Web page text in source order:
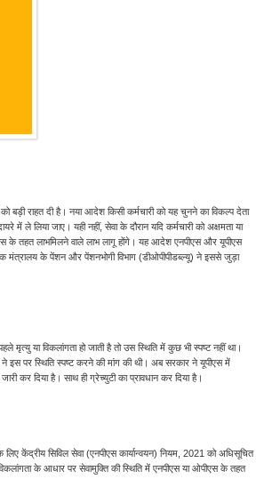
बड़ी राहत दी है। नया आदेश किसी कर्मचारी को यह चुनने का विकल्प देता
में ले लिया जाए। यही नहीं, सेवा के दौरान यदि कर्मचारी को अक्षमता या
के तहत लाभमिलने वाले लाभ लागू होंगे। यह आदेश एनपीएस और यूपीएस
मंत्रालय के पेंशन और पेंशनभोगी विभाग (डीओपीपीडब्ल्यू) ने इससे जुड़ा
मृत्यु या विकलांगता हो जाती है तो उस स्थिति में कुछ भी स्पष्ट नहीं था।
इस पर स्थिति स्पष्ट करने की मांग की थी। अब सरकार ने यूपीएस में
कर दिया है। साथ ही ग्रेच्युटी का प्रावधान कर दिया है।
केंद्रीय सिविल सेवा (एनपीएस कार्यान्वयन) नियम, 2021 को अधिसूचित
के आधार पर सेवामुक्तिकी स्थिति में एनपीएस या ओपीएस के तहत